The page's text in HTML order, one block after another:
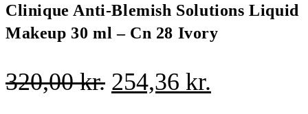
Clinique Anti-Blemish Solutions Liquid
Makeup 30 ml – Cn 28 Ivory
320,00kr. Den
254,36 kr.